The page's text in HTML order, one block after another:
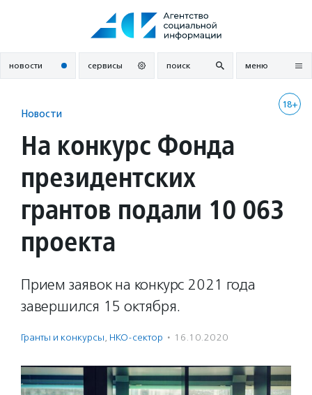
новости сервисы поиск меню
18+
Новости
На конкурс Фонда
президентских
грантов подали 10 063
проекта
Прием заявок на конкурс 2021 года
завершился 15 октября.
Гранты и конкурсы, НКО-сектор · 16.10.2020